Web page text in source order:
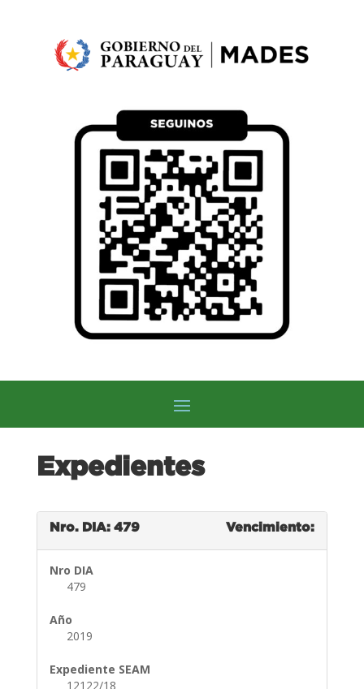
Expedientes
Nro. DIA: 479 Vencimiento:
Nro DIA
479
Año
2019
Expediente SEAM
12122/18